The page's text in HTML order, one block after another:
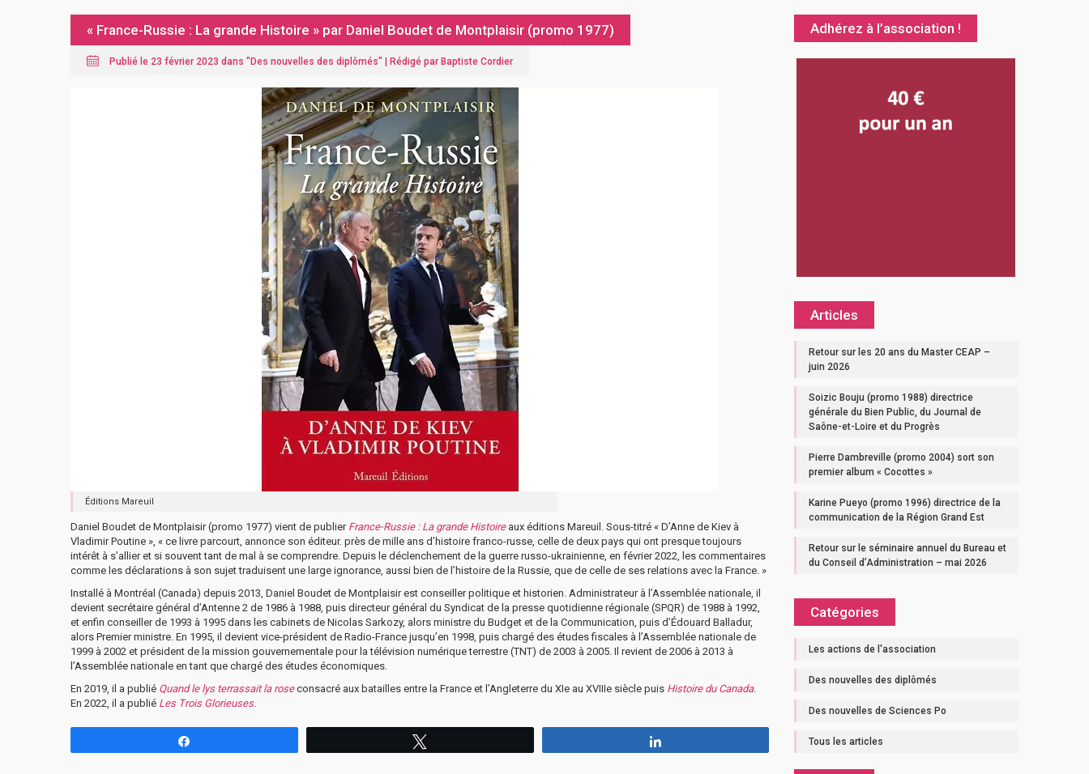
« France-Russie : La grande Histoire » par Daniel Boudet de Montplaisir (promo 1977)
Publié le 23 février 2023 dans "Des nouvelles des diplômés" | Rédigé par Baptiste Cordier
Éditions Mareuil
Daniel Boudet de Montplaisir (promo 1977) vient de publier France-Russie : La grande Histoireaux éditions Mareuil. Sous-titré « D’Anne de Kiev à
Vladimir Poutine », « ce livre parcourt, annonce son éditeur. près de mille ans d’histoire franco-russe, celle de deux pays qui ont presque toujours
intérêt à s’allier et si souvent tant de mal à se comprendre. Depuis le déclenchement de la guerre russo-ukrainienne, en février 2022, les commentaires
comme les déclarations à son sujet traduisent une large ignorance, aussi bien de l’histoire de la Russie, que de celle de ses relations avec la France. »
Installé à Montréal (Canada) depuis 2013, Daniel Boudet de Montplaisir est conseiller politique et historien. Administrateur à l’Assemblée nationale, il
devient secrétaire général d’Antenne 2 de 1986 à 1988, puis directeur général du Syndicat de la presse quotidienne régionale (SPQR) de 1988 à 1992,
et enfin conseiller de 1993 à 1995 dans les cabinets de Nicolas Sarkozy, alors ministre du Budget et de la Communication, puis d’Édouard Balladur,
alors Premier ministre. En 1995, il devient vice-président de Radio-France jusqu’en 1998, puis chargé des études fiscales à l’Assemblée nationale de
1999 à 2002 et président de la mission gouvernementale pour la télévision numérique terrestre (TNT) de 2003 à 2005. Il revient de 2006 à 2013 à
l’Assemblée nationale en tant que chargé des études économiques.
En 2019, il a publié Quand le lys terrassait la roseconsacré aux batailles entre la France et l’Angleterre du XIe au XVIIIe siècle puis Histoire du Canada.
En 2022, il a publié Les Trois Glorieuses.
Adhérez à l’association !
Articles
Retour sur les 20 ans du Master CEAP –
juin 2026
Soizic Bouju (promo 1988) directrice
générale du Bien Public, du Journal de
Saône-et-Loire et du Progrès
Pierre Dambreville (promo 2004) sort son
premier album « Cocottes »
Karine Pueyo (promo 1996) directrice de la
communication de la Région Grand Est
Retour sur le séminaire annuel du Bureau et
du Conseil d’Administration – mai 2026
Catégories
Les actions de l'association
Des nouvelles des diplômés
Des nouvelles de Sciences Po
Tous les articles